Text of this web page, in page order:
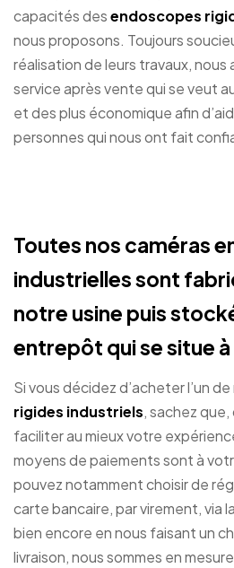
capacités desendoscopes
nous proposons. Toujours
réalisation de leurs travaux, nous
service après vente qui se veut
et des plus économique afin
personnes qui nous ont fait
Toutes nos caméras
industrielles sont
notre usine puis
entrepôt qui se situe à
Si vous décidez d’acheter l’un de
rigides industriels, sachez
faciliter au mieux votre
moyens de paiements sont à
pouvez notamment choisir de
carte bancaire, par virement, via
bien encore en nous faisant un
livraison, nous sommes en